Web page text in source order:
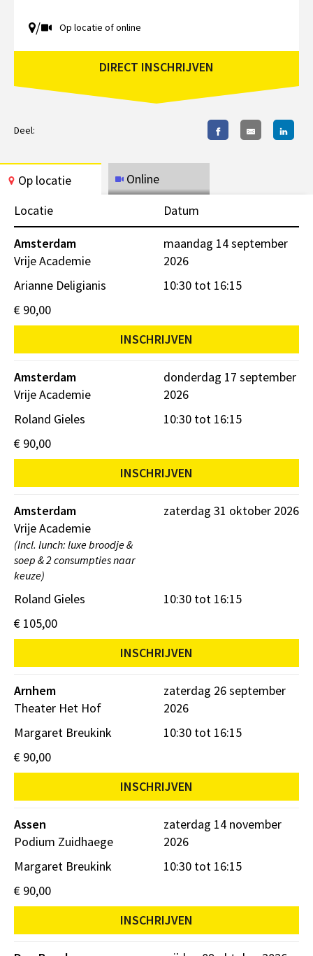
/ Op locatie of online
DIRECT INSCHRIJVEN
Deel:
Op locatie
Online
Locatie
Datum
Amsterdam
Vrije Academie
maandag 14 september
2026
10:30 tot 16:15
Arianne Deligianis
€ 90,00
INSCHRIJVEN
Amsterdam
Vrije Academie
donderdag 17 september
2026
10:30 tot 16:15
Roland Gieles
€ 90,00
INSCHRIJVEN
Amsterdam
Vrije Academie
(Incl. lunch: luxe broodje &
soep & 2 consumpties naar
keuze)
zaterdag 31 oktober 2026
10:30 tot 16:15
Roland Gieles
€ 105,00
INSCHRIJVEN
Arnhem
Theater Het Hof
zaterdag 26 september
2026
10:30 tot 16:15
Margaret Breukink
€ 90,00
INSCHRIJVEN
Assen
Podium Zuidhaege
zaterdag 14 november
2026
10:30 tot 16:15
Margaret Breukink
€ 90,00
INSCHRIJVEN